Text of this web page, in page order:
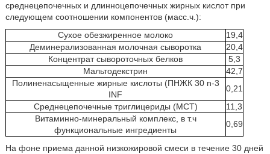
среднецепочечных и длинноцепочечных жирных кислот при
следующем соотношении компонентов (масс.ч.):
Сухое обезжиренное молоко
19,4
Деминерализованная молочная сыворотка
20,4
Концентрат сывороточных белков
5,3
Мальтодекстрин
42,7
Полиненасыщенные жирные кислоты (ПНЖК 30 n-3
INF
0,21
Среднецепочечные триглицериды (МСТ)
11,3
Витаминно-минеральный комплекс, в т.ч
функциональные ингредиенты
0,69
На фоне приема данной низкожировой смеси в течение 30 дней